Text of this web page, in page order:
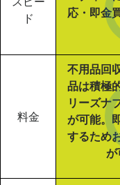
ド
応・即金
料金
不用品回
品は積極
リーズナ
が可能。
するため
が